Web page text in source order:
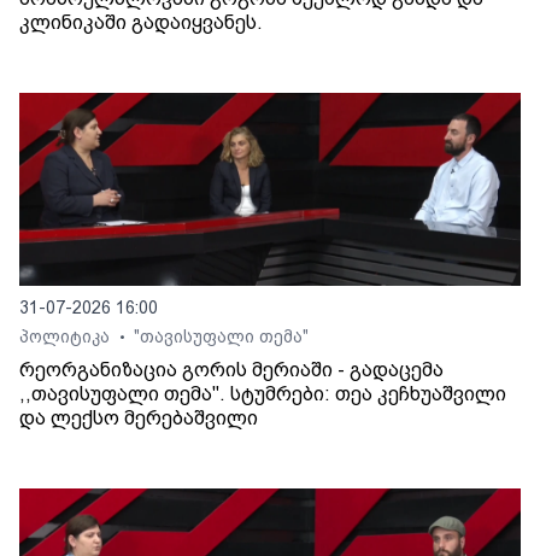
კლინიკაში გადაიყვანეს.
31-07-2026 16:00
პოლიტიკა
• "თავისუფალი თემა"
რეორგანიზაცია გორის მერიაში - გადაცემა
,,თავისუფალი თემა". სტუმრები: თეა კეჩხუაშვილი
და ლექსო მერებაშვილი